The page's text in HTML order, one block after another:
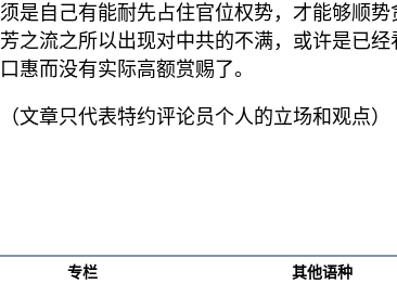
须是自己有能耐先占住官位权势，才能够顺
芳之流之所以出现对中共的不满，或许是已
口惠而没有实际高额赏赐了。
（文章只代表特约评论员个人的立场和观点）
专栏 其他语种